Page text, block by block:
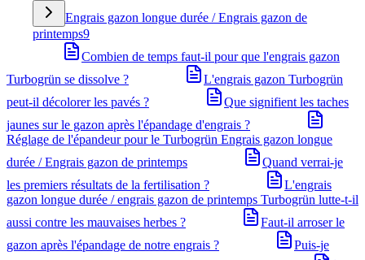
Engrais gazon longue durée / Engrais gazon de
printemps9
Combien de temps faut-il pour que l'engrais gazon
Turbogrün se dissolve ?
L'engrais gazon Turbogrün
peut-il décolorer les pavés ?
Que signifient les taches
jaunes sur le gazon après l'épandage d'engrais ?
Réglage de l'épandeur pour le Turbogrün Engrais gazon longue
durée / Engrais gazon de printemps
Quand verrai-je
les premiers résultats de la fertilisation ?
L'engrais
gazon longue durée / engrais gazon de printemps Turbogrün lutte-t-il
aussi contre les mauvaises herbes ?
Faut-il arroser le
gazon après l'épandage de notre engrais ?
Puis-je